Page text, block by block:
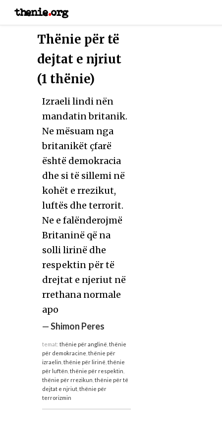
thenie.org
Thënie për të
dejtat e njriut
(1 thënie)
Izraeli lindi nën
mandatin britanik.
Ne mësuam nga
britanikët çfarë
është demokracia
dhe si të sillemi në
kohët e rrezikut,
luftës dhe terrorit.
Ne e falënderojmë
Britaninë që na
solli lirinë dhe
respektin për të
drejtat e njeriut në
rrethana normale
apo
—Shimon Peres
temat: thënie për anglinë thënie
për demokracine thënie për
izraelin thënie për lirinë thënie
për luftën thënie për respektin
thënie për rrezikun thënie për të
dejtat e njriut, thënie për
terrorizmin